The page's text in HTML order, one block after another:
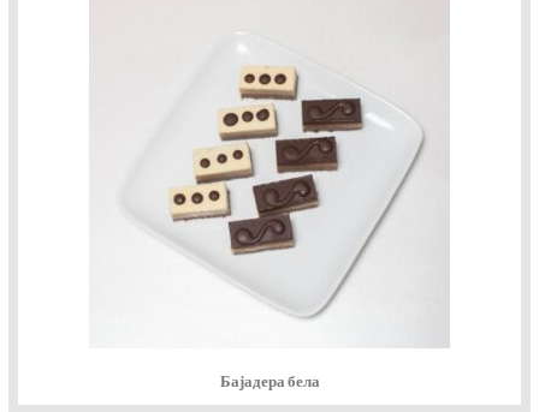
Бајадера бела